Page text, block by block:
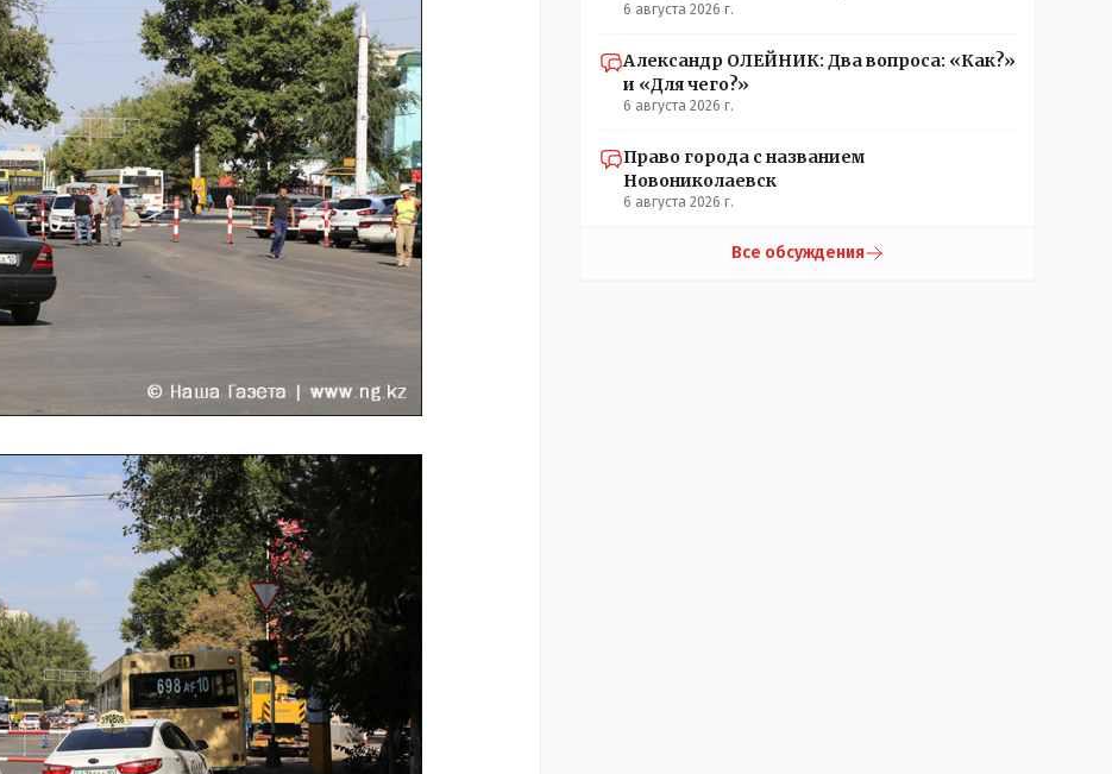
6 августа 2026 г.
Александр ОЛЕЙНИК: Два вопроса: «Как?»
и «Для чего?»
6 августа 2026 г.
Право города с названием
Новониколаевск
6 августа 2026 г.
Все обсуждения